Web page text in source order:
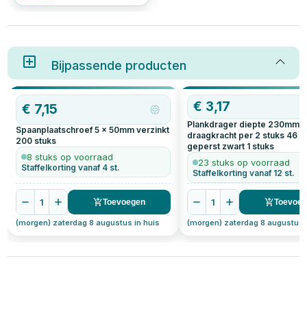
hoeveel plankdragers je nodig
hebt, hoe diep ze moeten zijn,
het beste kunt gebruiken, en
meer. Ontdek handige tips voor
het kiezen en installeren van
plankdragers, inclusief zwarte
plankdragers en hun
gewichtscapaciteit.
Bijpassende producten
OP=OP
€ 7,15
Spaanplaatschroef 5 x 50mm verzinkt
200 stuks
8 stuks op voorraad
Staffelkorting vanaf 4 st.
1 Toevoegen
(morgen) zaterdag 8 augustus in huis
€ 3,17
Plankdrager diepte 230mm
draagkracht per 2 stuks 46
geperst zwart 1 stuks
23 stuks op voorraad
Staffelkorting vanaf 12 st.
1
(morgen) zaterdag 8 augustus